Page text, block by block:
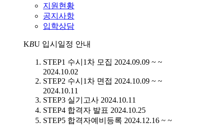
지원현황
공지사항
입학상담
KBU 입시일정 안내
STEP1 수시1차 모집 2024.09.09 ~ ~
2024.10.02
STEP2 수시1차 면접 2024.10.09 ~ ~
2024.10.11
STEP3 실기고사 2024.10.11
STEP4 합격자 발표 2024.10.25
STEP5 합격자예비등록 2024.12.16 ~ ~